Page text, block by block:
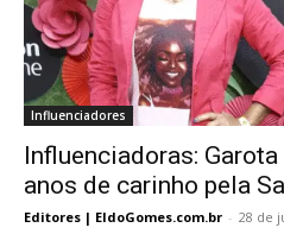
Influenciadores
Influenciadoras:
anos de carinho pela
Editores | EldoGomes.com.br - 28 de